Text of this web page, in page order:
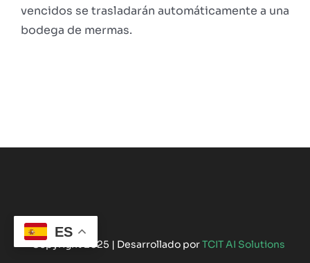
vencidos se trasladarán automáticamente a una
bodega de mermas.
©Copyright 2025 | Desarrollado porTCIT AI Solutions
ES